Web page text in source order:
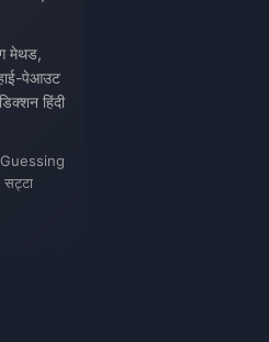
मेथड,
हाई-पेआउट
हिंदी
Guessing